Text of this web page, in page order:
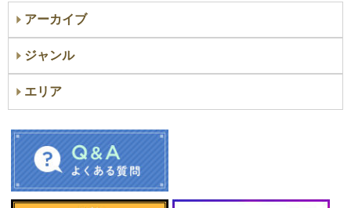
アーカイブ
ジャンル
エリア